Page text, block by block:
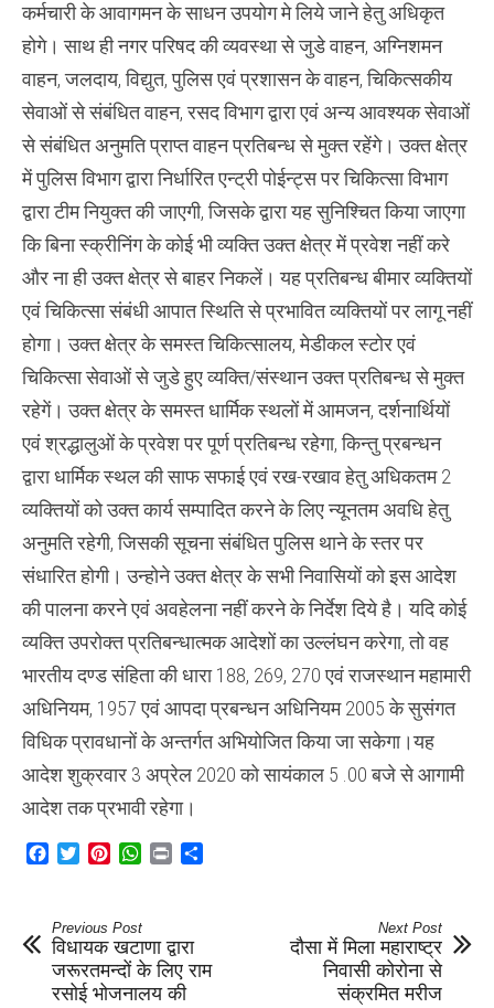
कर्मचारी के आवागमन के साधन उपयोग मे लिये जाने हेतु अधिकृत
होगे। साथ ही नगर परिषद की व्यवस्था से जुडे वाहन, अग्निशमन
वाहन, जलदाय, विद्युत, पुलिस एवं प्रशासन के वाहन, चिकित्सकीय
सेवाओं से संबंधित वाहन, रसद विभाग द्वारा एवं अन्य आवश्यक सेवाओं
से संबंधित अनुमति प्राप्त वाहन प्रतिबन्ध से मुक्त रहेंगे। उक्त क्षेत्र
में पुलिस विभाग द्वारा निर्धारित एन्ट्री पोईन्ट्स पर चिकित्सा विभाग
द्वारा टीम नियुक्त की जाएगी, जिसके द्वारा यह सुनिश्चित किया जाएगा
कि बिना स्क्रीनिंग के कोई भी व्यक्ति उक्त क्षेत्र में प्रवेश नहीं करे
और ना ही उक्त क्षेत्र से बाहर निकलें। यह प्रतिबन्ध बीमार व्यक्तियों
एवं चिकित्सा संबंधी आपात स्थिति से प्रभावित व्यक्तियों पर लागू नहीं
होगा। उक्त क्षेत्र के समस्त चिकित्सालय, मेडीकल स्टोर एवं
चिकित्सा सेवाओं से जुडे हुए व्यक्ति/संस्थान उक्त प्रतिबन्ध से मुक्त
रहेगें। उक्त क्षेत्र के समस्त धार्मिक स्थलों में आमजन, दर्शनार्थियों
एवं श्रद्धालुओं के प्रवेश पर पूर्ण प्रतिबन्ध रहेगा, किन्तु प्रबन्धन
द्वारा धार्मिक स्थल की साफ सफाई एवं रख-रखाव हेतु अधिकतम 2
व्यक्तियों को उक्त कार्य सम्पादित करने के लिए न्यूनतम अवधि हेतु
अनुमति रहेगी, जिसकी सूचना संबंधित पुलिस थाने के स्तर पर
संधारित होगी। उन्होने उक्त क्षेत्र के सभी निवासियों को इस आदेश
की पालना करने एवं अवहेलना नहीं करने के निर्देश दिये है। यदि कोई
व्यक्ति उपरोक्त प्रतिबन्धात्मक आदेशों का उल्लंघन करेगा, तो वह
भारतीय दण्ड संहिता की धारा 188, 269, 270 एवं राजस्थान महामारी
अधिनियम, 1957 एवं आपदा प्रबन्धन अधिनियम 2005 के सुसंगत
विधिक प्रावधानों के अन्तर्गत अभियोजित किया जा सकेगा।यह
आदेश शुक्रवार 3 अप्रेल 2020 को सायंकाल 5 .00 बजे से आगामी
आदेश तक प्रभावी रहेगा।
Facebook
TwitterPinterestWhatsApp
Print
Previous Post
विधायक खटाणा द्वारा
जरूरतमन्दों के लिए राम
रसोई भोजनालय की
Next Post
दौसा में मिला महाराष्ट्र
निवासी कोरोना से
संक्रमित मरीज